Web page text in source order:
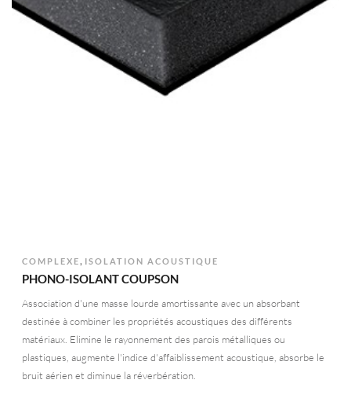
COMPLEXE, ISOLATION ACOUSTIQUE
PHONO-ISOLANT COUPSON
Association d'une masse lourde amortissante avec un absorbant
destinée à combiner les propriétés acoustiques des différents
matériaux. Elimine le rayonnement des parois métalliques ou
plastiques, augmente l'indice d'affaiblissement acoustique, absorbe le
bruit aérien et diminue la réverbération.